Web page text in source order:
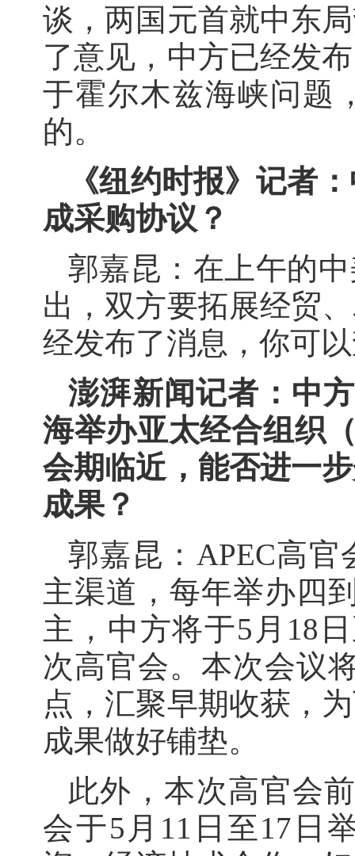
谈，两国元首就中东
了意见，中方已经发
于霍尔木兹海峡问题
的。
《纽约时报》记者
成采购协议？
郭嘉昆：在上午的
出，双方要拓展经贸
经发布了消息，你可
澎湃新闻记者：中
海举办亚太经合组织
会期临近，能否进一
成果？
郭嘉昆：APEC高
主渠道，每年举办四
主，中方将于5月18
次高官会。本次会议
点，汇聚早期收获，
成果做好铺垫。
此外，本次高官会
会于5月11日至17日